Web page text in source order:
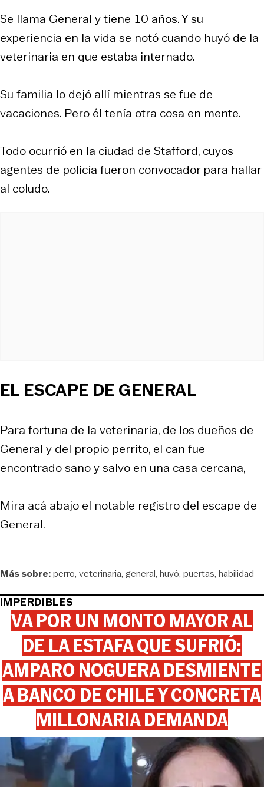
Se llama General y tiene 10 años. Y su
experiencia en la vida se notó cuando huyó de la
veterinaria en que estaba internado.
Su familia lo dejó allí mientras se fue de
vacaciones. Pero él tenía otra cosa en mente.
Todo ocurrió en la ciudad de Stafford, cuyos
agentes de policía fueron convocador para hallar
al coludo.
EL ESCAPE DE GENERAL
Para fortuna de la veterinaria, de los dueños de
General y del propio perrito, el can fue
encontrado sano y salvo en una casa cercana,
Mira acá abajo el notable registro del escape de
General.
Más sobre:perro veterinaria general huyó puertas habilidad
IMPERDIBLES
VA POR UN MONTO MAYOR AL
DE LA ESTAFA QUE SUFRIÓ:
AMPARO NOGUERA DESMIENTE
A BANCO DE CHILE Y CONCRETA
MILLONARIA DEMANDA